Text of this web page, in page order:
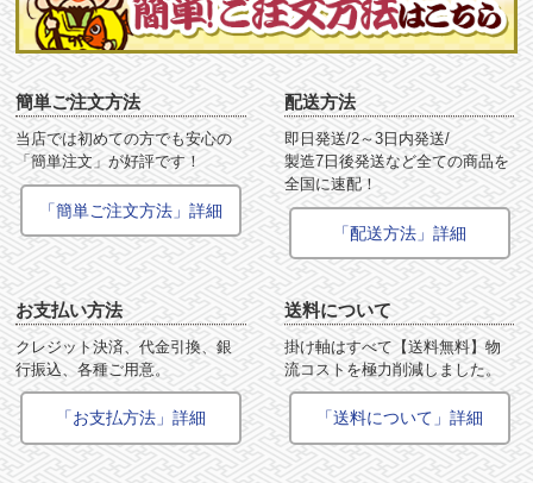
簡単ご注文方法
当店では初めての方でも安心の
「簡単注文」が好評です！
「簡単ご注文方法」詳細
配送方法
即日発送/2～3日内発送/
製造7日後発送など全ての商品を
全国に速配！
「配送方法」詳細
お支払い方法
クレジット決済、代金引換、銀
行振込、各種ご用意。
「お支払方法」詳細
送料について
掛け軸はすべて【送料無料】物
流コストを極力削減しました。
「送料について」詳細